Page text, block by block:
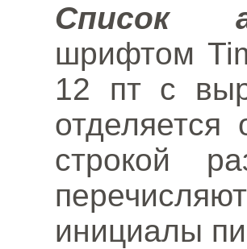
Список
шрифтом
12 пт с
отделяется
строкой
инициалы